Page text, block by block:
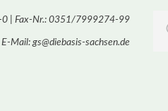
| Fax-Nr.: 0351/7999274-99
E-Mail: gs@diebasis-sachsen.de